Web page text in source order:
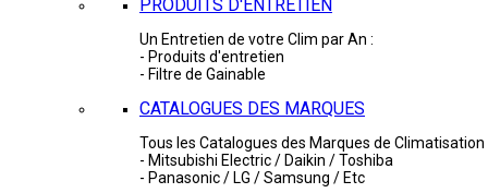
PRODUITS D'ENTRETIEN
Un Entretien de votre Clim par An :
- Produits d'entretien
- Filtre de Gainable
CATALOGUES DES MARQUES
Tous les Catalogues des Marques de Climatisation
- Mitsubishi Electric / Daikin / Toshiba
- Panasonic / LG / Samsung / Etc